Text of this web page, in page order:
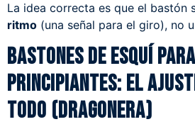
La idea correcta es que el bastón
ritmo (una señal para el giro), no
Bastones de esquí para
principiantes: el
todo (dragonera)